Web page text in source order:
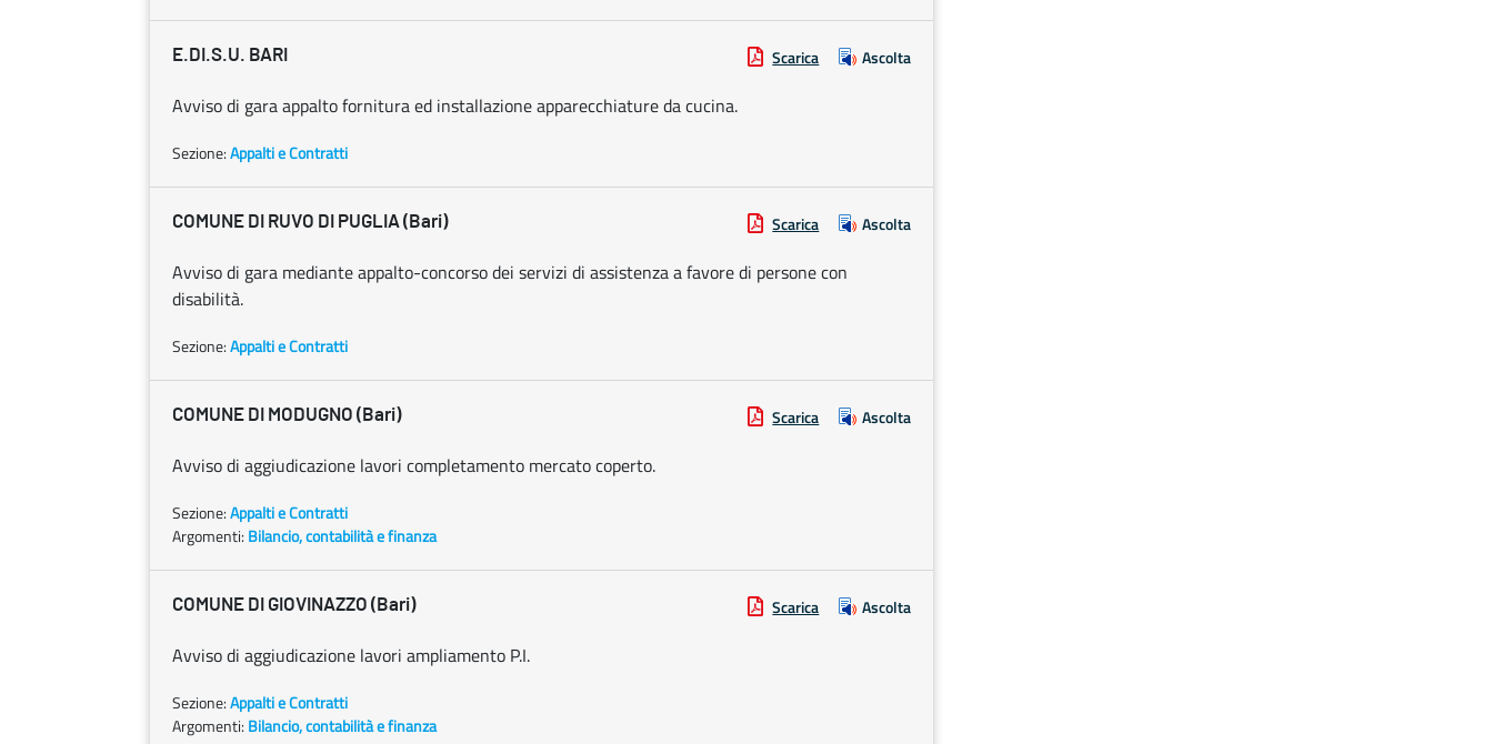
E.DI.S.U. BARI Scarica Ascolta
Avviso di gara appalto fornitura ed installazione apparecchiature da cucina.
Sezione:Appalti e Contratti
COMUNE DI RUVO DI PUGLIA (Bari) Scarica Ascolta
Avviso di gara mediante appalto-concorso dei servizi di assistenza a favore di persone con
disabilità.
Sezione:Appalti e Contratti
COMUNE DI MODUGNO (Bari) Scarica Ascolta
Avviso di aggiudicazione lavori completamento mercato coperto.
Sezione:Appalti e Contratti
Argomenti: Bilancio, contabilità e finanza
COMUNE DI GIOVINAZZO (Bari) Scarica Ascolta
Avviso di aggiudicazione lavori ampliamento P.I.
Sezione:Appalti e Contratti
Argomenti: Bilancio, contabilità e finanza